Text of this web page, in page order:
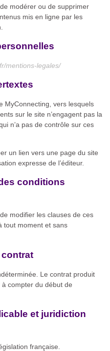
modérer ou de supprimer
mis en ligne par les
mentions-legales/
MyConnecting, vers lesquels
sur le site n’engagent pas la
n’a pas de contrôle sur ces
un lien vers une page du site
expresse de l’éditeur.
conditions
modifier les clauses de ces
tout moment et sans
contrat
Le contrat produit
à compter du début de
et juridiction
française.